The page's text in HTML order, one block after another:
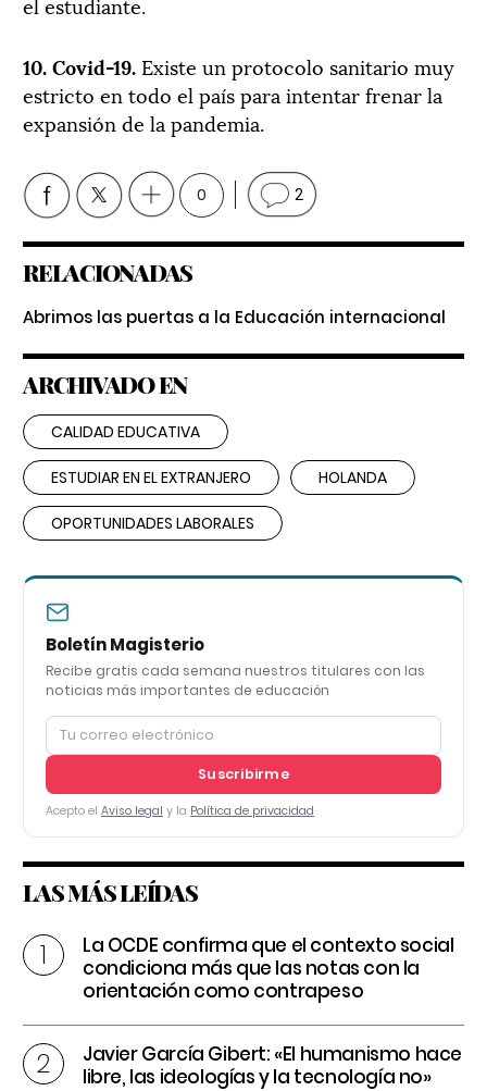
10. Covid-19. Existe un protocolo sanitario muy
estricto en todo el país para intentar frenar la
expansión de la pandemia.
0 2
RELACIONADAS
Abrimos las puertas a la Educación internacional
ARCHIVADO EN
CALIDAD EDUCATIVA
ESTUDIAR EN EL EXTRANJERO HOLANDA
OPORTUNIDADES LABORALES
Boletín Magisterio
Recibe gratis cada semana nuestros titulares con las
noticias más importantes de educación
Suscribirme
Acepto el Aviso legal y la Política de privacidad
LAS MÁS LEÍDAS
La OCDE confirma que el contexto social
condiciona más que las notas con la
orientación como contrapeso
Javier García Gibert: «El humanismo hace
libre, las ideologías y la tecnología no»